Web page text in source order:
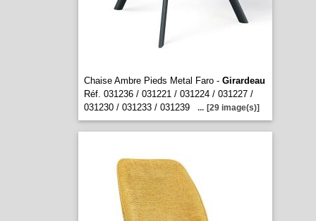
Chaise Ambre Pieds Metal Faro - Girardeau
Réf. 031236 / 031221 / 031224 / 031227 /
031230 / 031233 / 031239
... [29 image(s)]